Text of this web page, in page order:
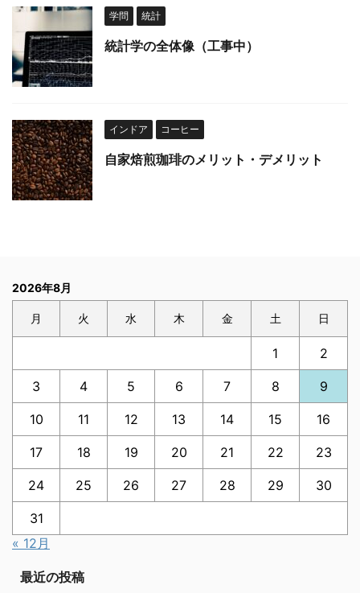
学問 統計
統計学の全体像（工事中）
インドア コーヒー
自家焙煎珈琲のメリット・デメリット
2026年8月
月 火 水 木 金 土 日
1 2
3 4 5 6 7 8 9
10 11 12 13 14 15 16
17 18 19 20 21 22 23
24 25 26 27 28 29 30
31
« 12月
最近の投稿